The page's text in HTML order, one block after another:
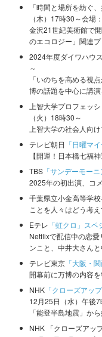
「時間と場所を紡ぐ
（木）17時30～会場
金沢21世紀美術館で
のエコロジー」関連プ
2024年度ダイワハウ
～
「いのちを高める視
博の話題を中心に講演
上智大学プロフェッ
（火）18時30～
上智大学の社会人向
テレビ朝日 「日曜マ
【開運！日本橋七福
TBS 「サンデーモー
2025年の初出演、コ
千葉県立小金高等学
ことを人々はどう考
Eテレ 「虹クロ」ス
Netflixで配信中の恋
ンこと、中井大さん
テレビ東京 「大阪・
開幕前に万博の内容
NHK 「クローズアッ
12月25日（水）午後
「能登半島地震」か
NHK 「クローズアッ